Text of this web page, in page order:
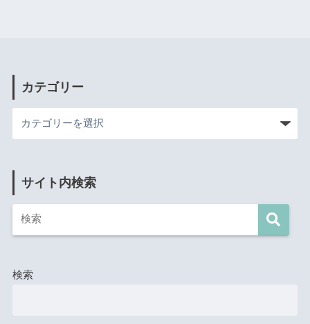
カテゴリー
サイト内検索
検索